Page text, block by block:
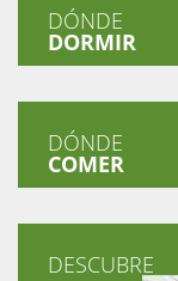
DÓNDE
DORMIR
DÓNDE
COMER
DESCUBRE